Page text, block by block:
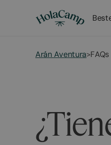
Arán Aventura>FAQs